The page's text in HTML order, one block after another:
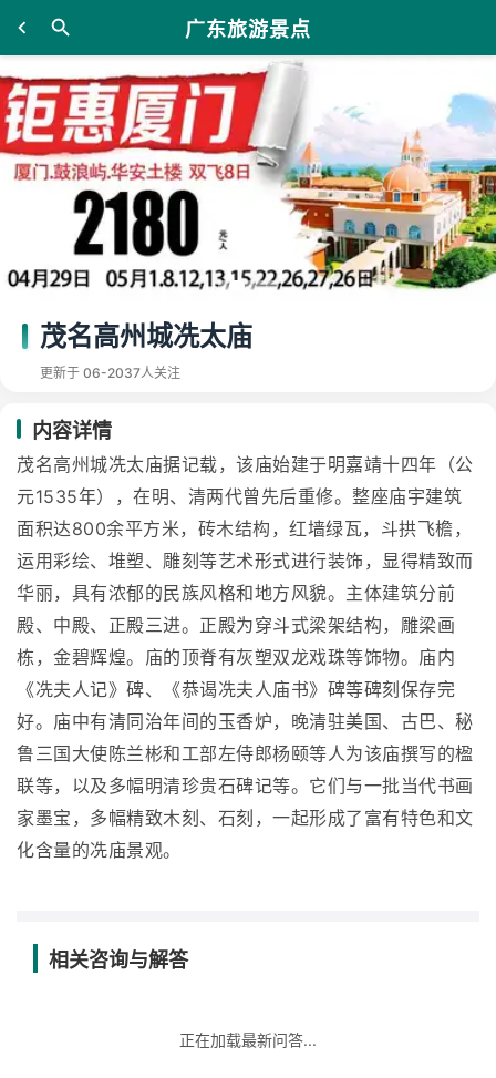
广东旅游景点
茂名高州城冼太庙
更新于 06-2037人关注
内容详情
茂名高州城冼太庙据记载，该庙始建于明嘉靖十四年（公
元1535年），在明、清两代曾先后重修。整座庙宇建筑
面积达800余平方米，砖木结构，红墙绿瓦，斗拱飞檐，
运用彩绘、堆塑、雕刻等艺术形式进行装饰，显得精致而
华丽，具有浓郁的民族风格和地方风貌。主体建筑分前
殿、中殿、正殿三进。正殿为穿斗式梁架结构，雕梁画
栋，金碧辉煌。庙的顶脊有灰塑双龙戏珠等饰物。庙内
《冼夫人记》碑、《恭谒冼夫人庙书》碑等碑刻保存完
好。庙中有清同治年间的玉香炉，晚清驻美国、古巴、秘
鲁三国大使陈兰彬和工部左侍郎杨颐等人为该庙撰写的楹
联等，以及多幅明清珍贵石碑记等。它们与一批当代书画
家墨宝，多幅精致木刻、石刻，一起形成了富有特色和文
化含量的冼庙景观。
相关咨询与解答
正在加载最新问答...